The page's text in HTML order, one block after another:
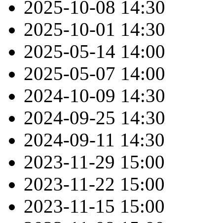
2025-10-08 14:30
2025-10-01 14:30
2025-05-14 14:00
2025-05-07 14:00
2024-10-09 14:30
2024-09-25 14:30
2024-09-11 14:30
2023-11-29 15:00
2023-11-22 15:00
2023-11-15 15:00